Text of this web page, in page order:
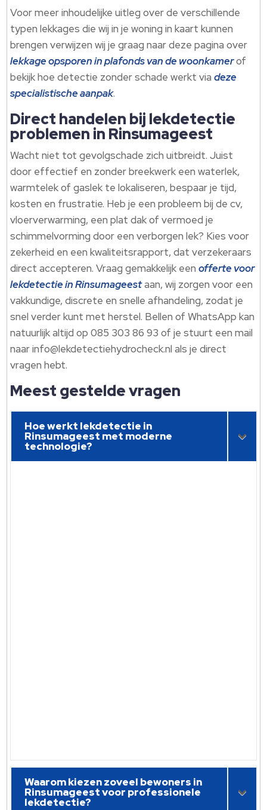
Voor meer inhoudelijke uitleg over de verschillende
typen lekkages die wij in je woning in kaart kunnen
brengen verwijzen wij je graag naar deze pagina over
lekkage opsporen in plafonds van de woonkamerof
bekijk hoe detectie zonder schade werkt viadeze
specialistische aanpak.​
Direct handelen bij lekdetectie
problemen in Rinsumageest
Wacht niet tot gevolgschade zich uitbreidt.​ Juist
door effectief en zonder breekwerk een waterlek,
warmtelek of gaslek te lokaliseren, bespaar je tijd,
kosten en frustratie.​ Heb je een probleem bij de cv,
vloerverwarming, een plat dak of vermoed je
schimmelvorming door een verborgen lek? Kies voor
zekerheid en een kwaliteitsrapport, dat verzekeraars
direct accepteren.​ Vraag gemakkelijk eenofferte voor
lekdetectie in Rinsumageestaan, wij zorgen voor een
vakkundige, discrete en snelle afhandeling, zodat je
snel verder kunt met herstel.​ Bellen of WhatsApp kan
natuurlijk altijd op 085 303 86 93 of je stuurt een mail
naar info@lekdetectiehydrocheck.​nl als je direct
vragen hebt.​
Meest gestelde vragen
Hoe werkt lekdetectie in
Rinsumageest met moderne
technologie?
Waarom kiezen zoveel bewoners in
Rinsumageest voor professionele
lekdetectie?